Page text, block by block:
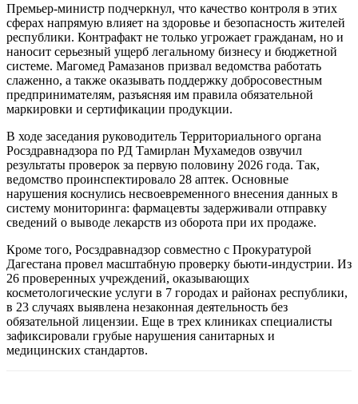
Премьер-министр подчеркнул, что качество контроля в этих
сферах напрямую влияет на здоровье и безопасность жителей
республики. Контрафакт не только угрожает гражданам, но и
наносит серьезный ущерб легальному бизнесу и бюджетной
системе. Магомед Рамазанов призвал ведомства работать
слаженно, а также оказывать поддержку добросовестным
предпринимателям, разъясняя им правила обязательной
маркировки и сертификации продукции.
В ходе заседания руководитель Территориального органа
Росздравнадзора по РД Тамирлан Мухамедов озвучил
результаты проверок за первую половину 2026 года. Так,
ведомство проинспектировало 28 аптек. Основные
нарушения коснулись несвоевременного внесения данных в
систему мониторинга: фармацевты задерживали отправку
сведений о выводе лекарств из оборота при их продаже.
Кроме того, Росздравнадзор совместно с Прокуратурой
Дагестана провел масштабную проверку бьюти-индустрии. Из
26 проверенных учреждений, оказывающих
косметологические услуги в 7 городах и районах республики,
в 23 случаях выявлена незаконная деятельность без
обязательной лицензии. Еще в трех клиниках специалисты
зафиксировали грубые нарушения санитарных и
медицинских стандартов.